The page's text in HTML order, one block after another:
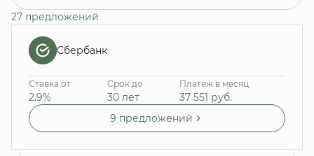
27 предложений
Сбербанк
Ставка от
2.9%
Срок до
30 лет
Платеж в месяц
37 551 руб.
9 предложений